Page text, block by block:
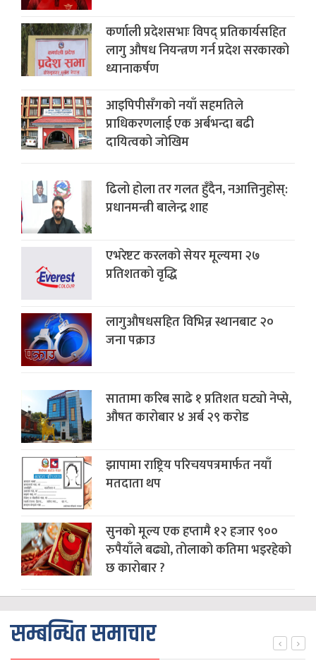
कर्णाली प्रदेशसभाः विपद् प्रतिकार्यसहित
लागु औषध नियन्त्रण गर्न प्रदेश सरकारको
ध्यानाकर्षण
आइपिपीसँगको नयाँ सहमतिले
प्राधिकरणलाई एक अर्बभन्दा बढी
दायित्वको जोखिम
ढिलो होला तर गलत हुँदैन, नआत्तिनुहोस्:
प्रधानमन्त्री बालेन्द्र शाह
एभरेष्टट करलको सेयर मूल्यमा २७
प्रतिशतको वृद्धि
लागुऔषधसहित विभिन्न स्थानबाट २०
जना पक्राउ
सातामा करिब साढे १ प्रतिशत घट्यो नेप्से,
औषत कारोबार ४ अर्ब २९ करोड
झापामा राष्ट्रिय परिचयपत्रमार्फत नयाँ
मतदाता थप
सुनको मूल्य एक हप्तामै १२ हजार ९००
रुपैयाँले बढ्यो, तोलाको कतिमा भइरहेको
छ कारोबार ?
सम्बन्धित समाचार